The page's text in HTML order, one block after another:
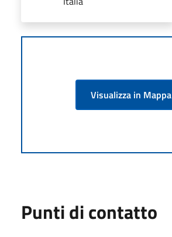
Visualizza in Mappa
Punti di contatto